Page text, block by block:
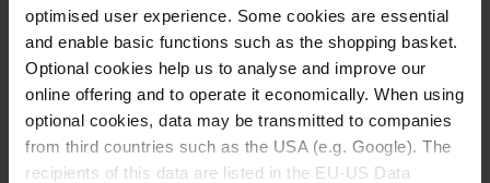
optimised user experience. Some cookies are essential
and enable basic functions such as the shopping basket.
Optional cookies help us to analyse and improve our
online offering and to operate it economically. When using
optional cookies, data may be transmitted to companies
from third countries such as the USA (e.g. Google). The
recipients of this data are listed in the EU-US Data